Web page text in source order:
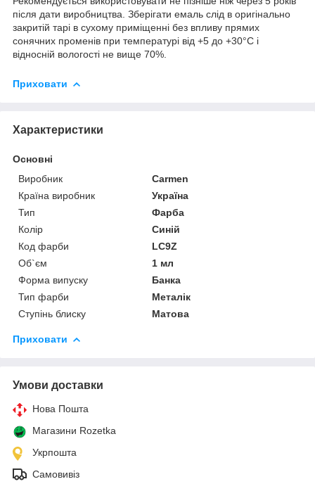
після дати виробництва. Зберігати емаль слід в оригінально
закритій тарі в сухому приміщенні без впливу прямих
сонячних променів при температурі від +5 до +30°С і
відносній вологості не вище 70%.
Приховати
Характеристики
Основні
Виробник
Carmen
Країна виробник
Україна
Тип
Фарба
Колір
Синій
Код фарби
LC9Z
Об`єм
1 мл
Форма випуску
Банка
Тип фарби
Металік
Ступінь блиску
Матова
Приховати
Умови доставки
Нова Пошта
Магазини Rozetka
Укрпошта
Самовивіз